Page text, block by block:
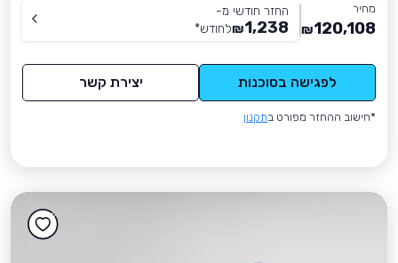
מחיר
120,108
₪
החזר חודשי מ-
1,238
₪לחודש*
לפגישה בסוכנות יצירת קשר
*חישוב ההחזר מפורט בתקנון